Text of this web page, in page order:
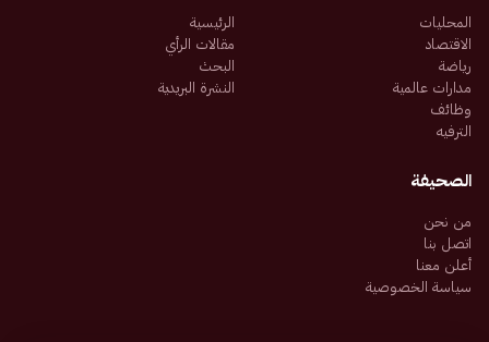
المحليات
الاقتصاد
رياضة
مدارات عالمية
وظائف
الترفيه
الرئيسية
مقالات الرأي
البحث
النشرة البريدية
الصحيفة
من نحن
اتصل بنا
أعلن معنا
سياسة الخصوصية